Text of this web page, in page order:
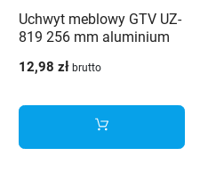
Uchwyt meblowy GTV UZ-
819 256 mm aluminium
12,98 zł brutto